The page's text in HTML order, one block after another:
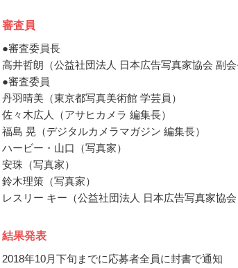
審査員
●審査委員長
高井哲朗（公益社団法人 日本広告写真家協会 副会
●審査委員
丹羽晴美（東京都写真美術館 学芸員）
佐々木広人（アサヒカメラ 編集長）
福島 晃（デジタルカメラマガジン 編集長）
ハービー・山口（写真家）
安珠（写真家）
鈴木理策（写真家）
レスリー キー（公益社団法人 日本広告写真家協会
結果発表
2018年10月下旬までに応募者全員に封書で通知